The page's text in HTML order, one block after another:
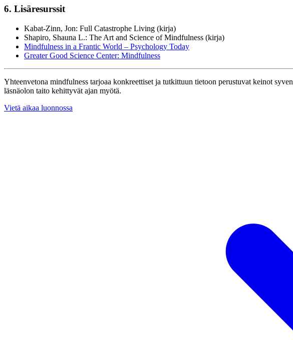
6. Lisäresurssit
Kabat-Zinn, Jon: Full Catastrophe Living (kirja)
Shapiro, Shauna L.: The Art and Science of Mindfulness (kirja)
Mindfulness in a Frantic World – Psychology Today
Greater Good Science Center: Mindfulness
Yhteenvetona mindfulness tarjoaa konkreettiset ja tutkittuun tietoon perustuvat keinot
läsnäolon taito kehittyvät ajan myötä.
Vietä aikaa luonnossa